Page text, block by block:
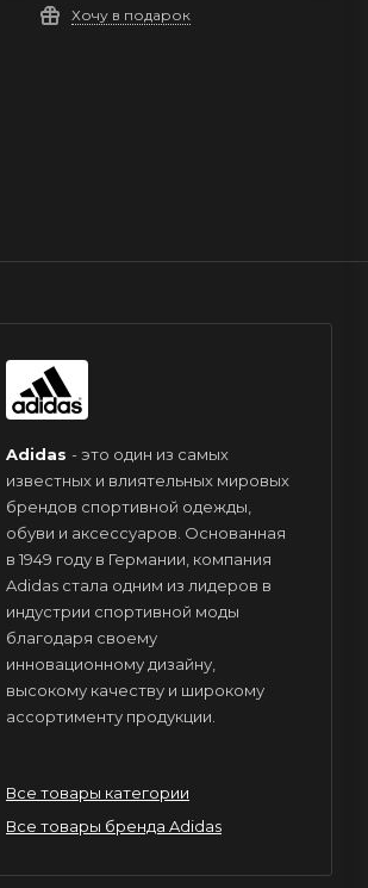
Хочу в подарок
Adidas - это один из самых
известных и влиятельных мировых
брендов спортивной одежды,
обуви и аксессуаров. Основанная
в 1949 году в Германии, компания
Adidas стала одним из лидеров в
индустрии спортивной моды
благодаря своему
инновационному дизайну,
высокому качеству и широкому
ассортименту продукции.
Все товары категории
Все товары бренда Adidas